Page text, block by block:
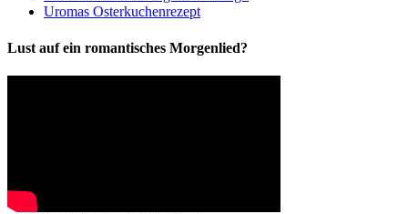
Uromas Osterkuchenrezept
Lust auf ein romantisches Morgenlied?